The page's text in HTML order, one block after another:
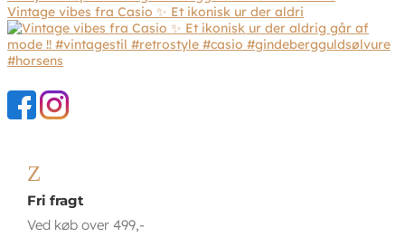
Vintage vibes fra Casio ✨ Et ikonisk ur der aldri
Z
Fri fragt
Ved køb over 499,-